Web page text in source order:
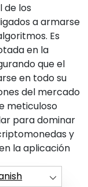
de los
a armarse
Es
en la
que el
en todo su
del mercado
meticuloso
para dominar
y
la aplicación